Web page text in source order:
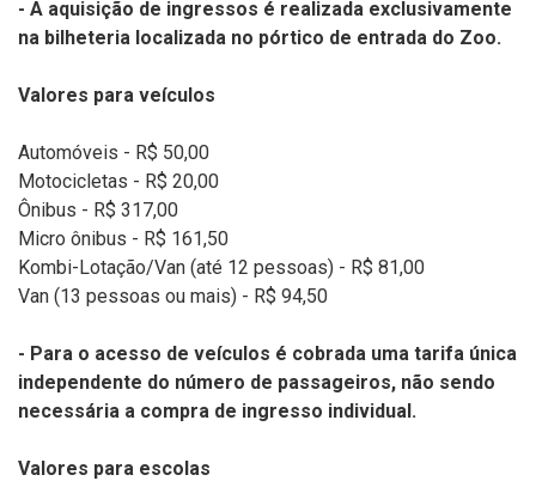
- A aquisição de ingressos é realizada exclusivamente
na bilheteria localizada no pórtico de entrada do Zoo.
Valores para veículos
Automóveis - R$ 50,00
Motocicletas - R$ 20,00
Ônibus - R$ 317,00
Micro ônibus - R$ 161,50
Kombi-Lotação/Van (até 12 pessoas) - R$ 81,00
Van (13 pessoas ou mais) - R$ 94,50
- Para o acesso de veículos é cobrada uma tarifa única
independente do número de passageiros, não sendo
necessária a compra de ingresso individual.
Valores para escolas